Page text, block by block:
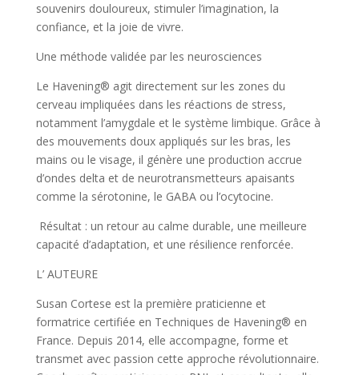
souvenirs douloureux, stimuler l’imagination, la
confiance, et la joie de vivre.
Une méthode validée par les neurosciences
Le Havening® agit directement sur les zones du
cerveau impliquées dans les réactions de stress,
notamment l’amygdale et le système limbique. Grâce à
des mouvements doux appliqués sur les bras, les
mains ou le visage, il génère une production accrue
d’ondes delta et de neurotransmetteurs apaisants
comme la sérotonine, le GABA ou l’ocytocine.
Résultat : un retour au calme durable, une meilleure
capacité d’adaptation, et une résilience renforcée.
L’ AUTEURE
Susan Cortese est la première praticienne et
formatrice certifiée en Techniques de Havening® en
France. Depuis 2014, elle accompagne, forme et
transmet avec passion cette approche révolutionnaire.